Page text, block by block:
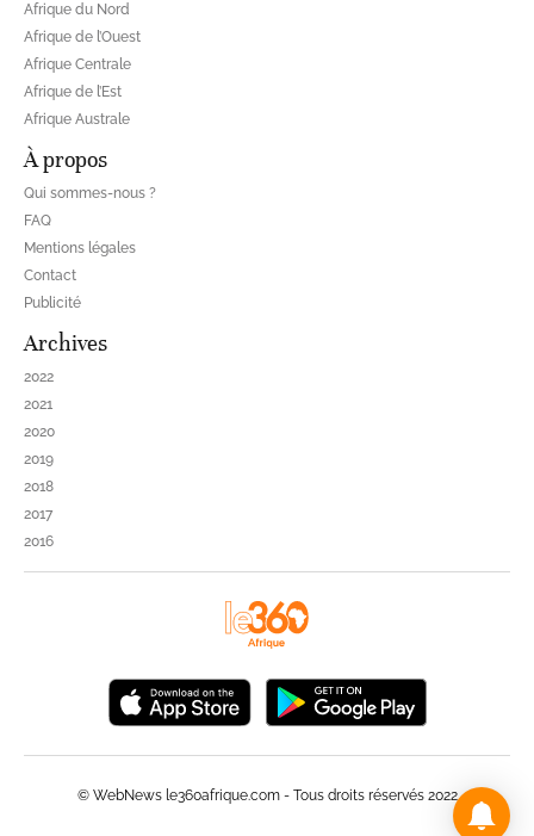
Afrique du Nord
Afrique de l’Ouest
Afrique Centrale
Afrique de l’Est
Afrique Australe
À propos
Qui sommes-nous ?
FAQ
Mentions légales
Contact
Publicité
Archives
2022
2021
2020
2019
2018
2017
2016
© WebNews le360afrique.com - Tous droits réservés 2022